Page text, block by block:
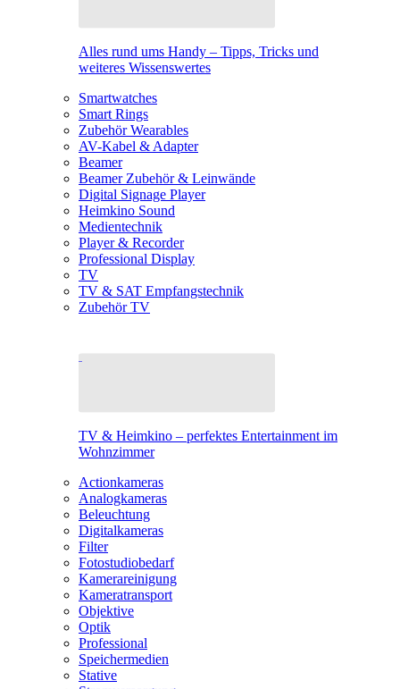
Alles rund ums Handy – Tipps, Tricks und
weiteres Wissenswertes
Smartwatches
Smart Rings
Zubehör Wearables
AV-Kabel & Adapter
Beamer
Beamer Zubehör & Leinwände
Digital Signage Player
Heimkino Sound
Medientechnik
Player & Recorder
Professional Display
TV
TV & SAT Empfangstechnik
Zubehör TV
TV & Heimkino – perfektes Entertainment im
Wohnzimmer
Actionkameras
Analogkameras
Beleuchtung
Digitalkameras
Filter
Fotostudiobedarf
Kamerareinigung
Kameratransport
Objektive
Optik
Professional
Speichermedien
Stative